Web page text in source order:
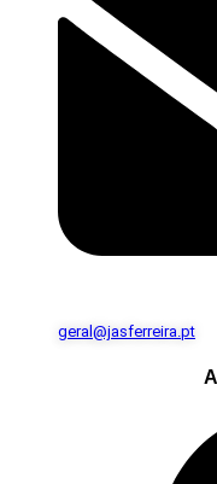
geral@jasferreira.pt